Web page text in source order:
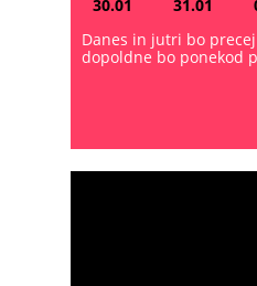
30.01
31.01
Danes in jutri bo
dopoldne bo ponekod